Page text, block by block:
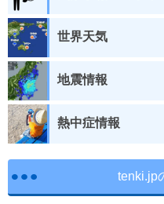
世界天気
地震情報
熱中症情報
tenki.jp